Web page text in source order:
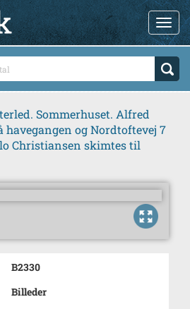
Sommerhuset. Alfred
og Nordtoftevej 7
Christiansen skimtes til
B2330
Billeder